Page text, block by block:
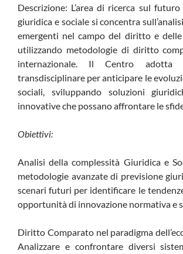
Descrizione: L’area di ricerca sul futuro
giuridica e sociale si concentra
emergenti nel campo del diritto e delle
utilizzando metodologie di diritto
internazionale. Il Centro adotta
transdisciplinare per anticipare le
sociali, sviluppando soluzioni
innovative che possano affrontare le
Obiettivi:
Analisi della complessità Giuridica e
metodologie avanzate di previsione
scenari futuri per identificare le
opportunità di innovazione normativa e
Diritto Comparato nel paradigma
Analizzare e confrontare diversi